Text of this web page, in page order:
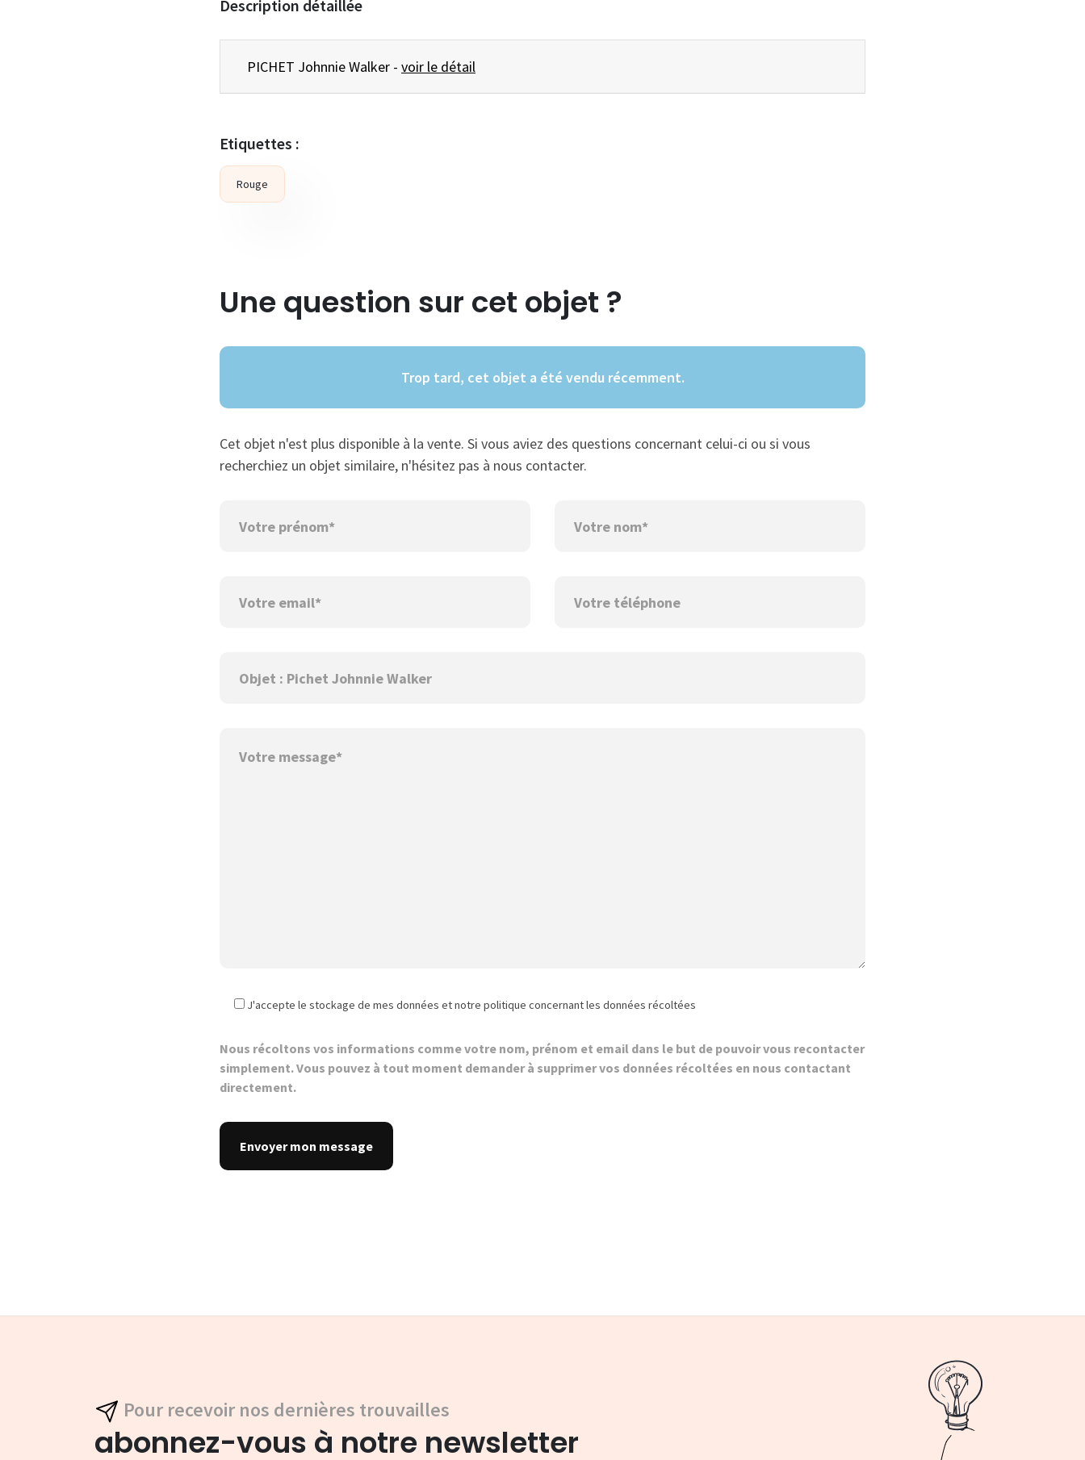
Description détaillée
PICHET Johnnie Walker - voir le détail
Etiquettes :
Rouge
Une question sur cet objet ?
Trop tard, cet objet a été vendu récemment.
Cet objet n'est plus disponible à la vente. Si vous aviez des questions concernant celui-ci ou si vous
recherchiez un objet similaire, n'hésitez pas à nous contacter.
J'accepte le stockage de mes données et notre politique concernant les données récoltées
Nous récoltons vos informations comme votre nom, prénom et email dans le but de pouvoir vous recontacter
simplement. Vous pouvez à tout moment demander à supprimer vos données récoltées en nous contactant
directement.
Pour recevoir nos dernières trouvailles
abonnez-vous à notre newsletter